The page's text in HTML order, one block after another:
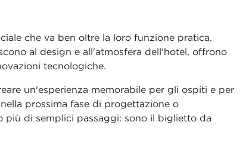
che va ben oltre la loro funzione pratica.
al design e all'atmosfera dell'hotel, offrono
tecnologiche.
un'esperienza memorabile per gli ospiti e per
prossima fase di progettazione o
di semplici passaggi: sono il biglietto da